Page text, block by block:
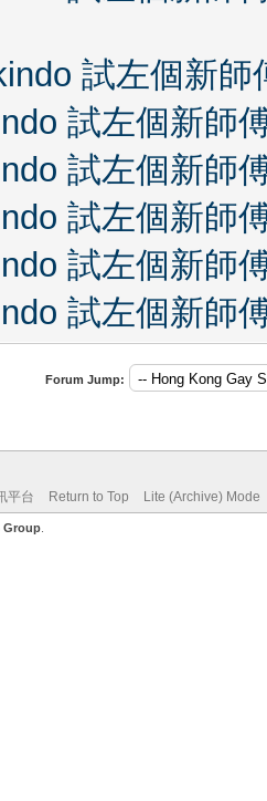
試左個新師
試左個新師
試左個新師
試左個新師
試左個新師
試左個新師
Forum Jump:
平台 Return to Top Lite (Archive) Mode
Group